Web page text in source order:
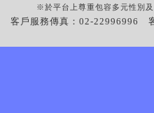
※於平台上尊重包容多元性別
客戶服務傳真：02-22996996